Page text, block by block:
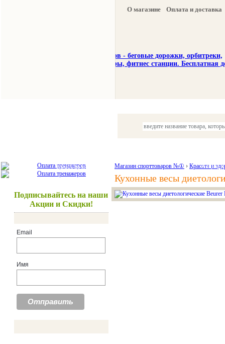
О магазине Оплата и доставка
Красота и здоровье Акции и
Подписывайтесь на наши
Акции и Скидки!
Email
Имя
Магазин спорттоваров №① › Красота и
Кухонные весы